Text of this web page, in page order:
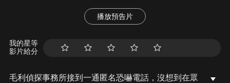
播放預告片
我的星等
影片給分
毛利偵探事務所接到一通匿名恐嚇電話，沒想到在眾